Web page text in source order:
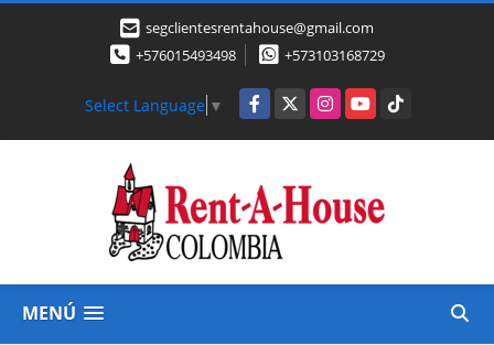
segclientesrentahouse@gmail.com
+576015493498
+573103168729
Select Language ▼ Facebook
X InstagramYouTubeTikTok
MENÚ